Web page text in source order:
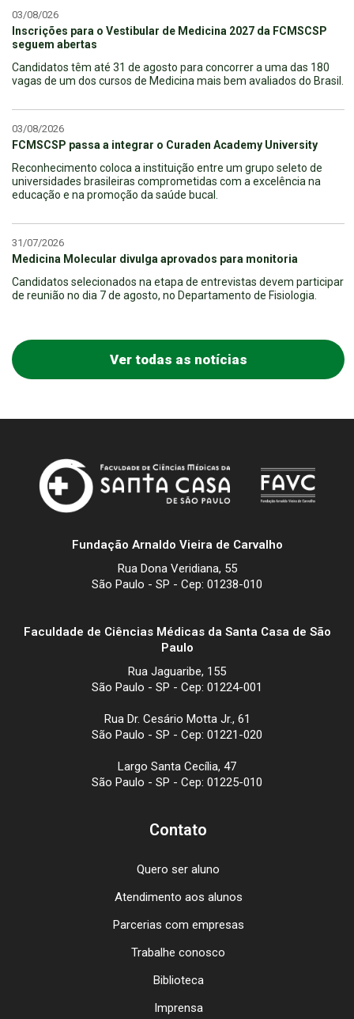
03/08/026
Inscrições para o Vestibular de Medicina 2027 da FCMSCSP
seguem abertas
Candidatos têm até 31 de agosto para concorrer a uma das 180
vagas de um dos cursos de Medicina mais bem avaliados do Brasil.
03/08/2026
FCMSCSP passa a integrar o Curaden Academy University
Reconhecimento coloca a instituição entre um grupo seleto de
universidades brasileiras comprometidas com a excelência na
educação e na promoção da saúde bucal.
31/07/2026
Medicina Molecular divulga aprovados para monitoria
Candidatos selecionados na etapa de entrevistas devem participar
de reunião no dia 7 de agosto, no Departamento de Fisiologia.
Ver todas as notícias
Fundação Arnaldo Vieira de Carvalho
Rua Dona Veridiana, 55
São Paulo - SP - Cep: 01238-010
Faculdade de Ciências Médicas da Santa Casa de São
Paulo
Rua Jaguaribe, 155
São Paulo - SP - Cep: 01224-001
Rua Dr. Cesário Motta Jr., 61
São Paulo - SP - Cep: 01221-020
Largo Santa Cecília, 47
São Paulo - SP - Cep: 01225-010
Contato
Quero ser aluno
Atendimento aos alunos
Parcerias com empresas
Trabalhe conosco
Biblioteca
Imprensa